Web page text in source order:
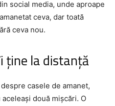
social media, unde aproape
ceva, dar toată
ceva nou.
ține la distanță
casele de amanet,
două mișcări. O